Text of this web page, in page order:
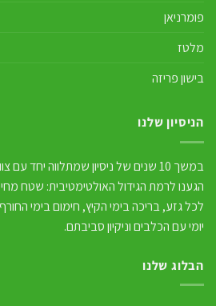
פומרניאן
מלטז
בישון פריזה
הניסיון שלנו
במשך 10 שנים של ניסיון שמתלווה יחד עם צוות הווטרינרים,
הגענו לרמת הגידול האולטימטיבית: שטח
לכל גזע, בריכה בימי הקיץ, חימום בימי
יומי עם הכלבים וניקיון סביבתם.
הבלוג שלנו